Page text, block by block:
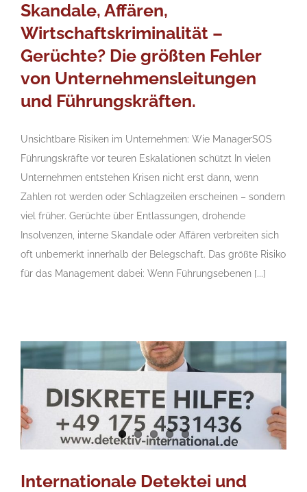
Skandale, Affären,
Wirtschaftskriminalität –
Gerüchte? Die größten Fehler
von Unternehmensleitungen
und Führungskräften.
Unsichtbare Risiken im Unternehmen: Wie ManagerSOS
Führungskräfte vor teuren Eskalationen schützt In vielen
Unternehmen entstehen Krisen nicht erst dann, wenn
Zahlen rot werden oder Schlagzeilen erscheinen – sondern
viel früher. Gerüchte über Entlassungen, drohende
Insolvenzen, interne Skandale oder Affären verbreiten sich
oft unbemerkt innerhalb der Belegschaft. Das größte Risiko
für das Management dabei: Wenn Führungsebenen [...]
Internationale Detektei und